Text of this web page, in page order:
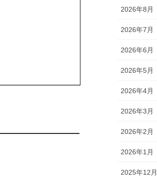
2026年8月
2026年7月
2026年6月
2026年5月
2026年4月
2026年3月
2026年2月
2026年1月
2025年12月